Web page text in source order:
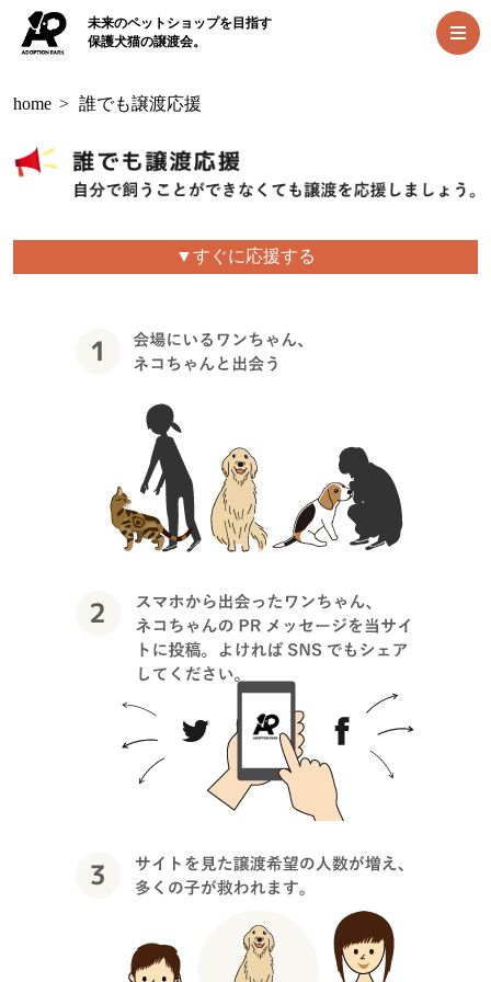
未来のペットショップを目指す
保護犬猫の譲渡会。
home > 誰でも譲渡応援
▼すぐに応援する